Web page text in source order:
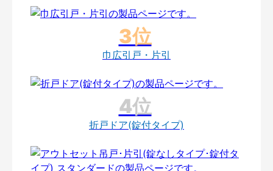
巾広引戸・片引
折戸ドア(錠付タイプ)